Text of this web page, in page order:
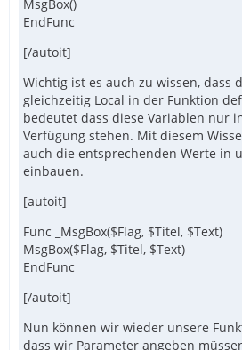
MsgBox()
EndFunc
[/autoit]
Wichtig ist es auch zu wissen, dass
gleichzeitig Local in der Funktion
bedeutet dass diese Variablen nur
Verfügung stehen. Mit diesem
auch die entsprechenden Werte in
einbauen.
[autoit]
Func _MsgBox($Flag, $Titel, $Text)
MsgBox($Flag, $Titel, $Text)
EndFunc
[/autoit]
Nun können wir wieder unsere
dass wir Parameter angeben